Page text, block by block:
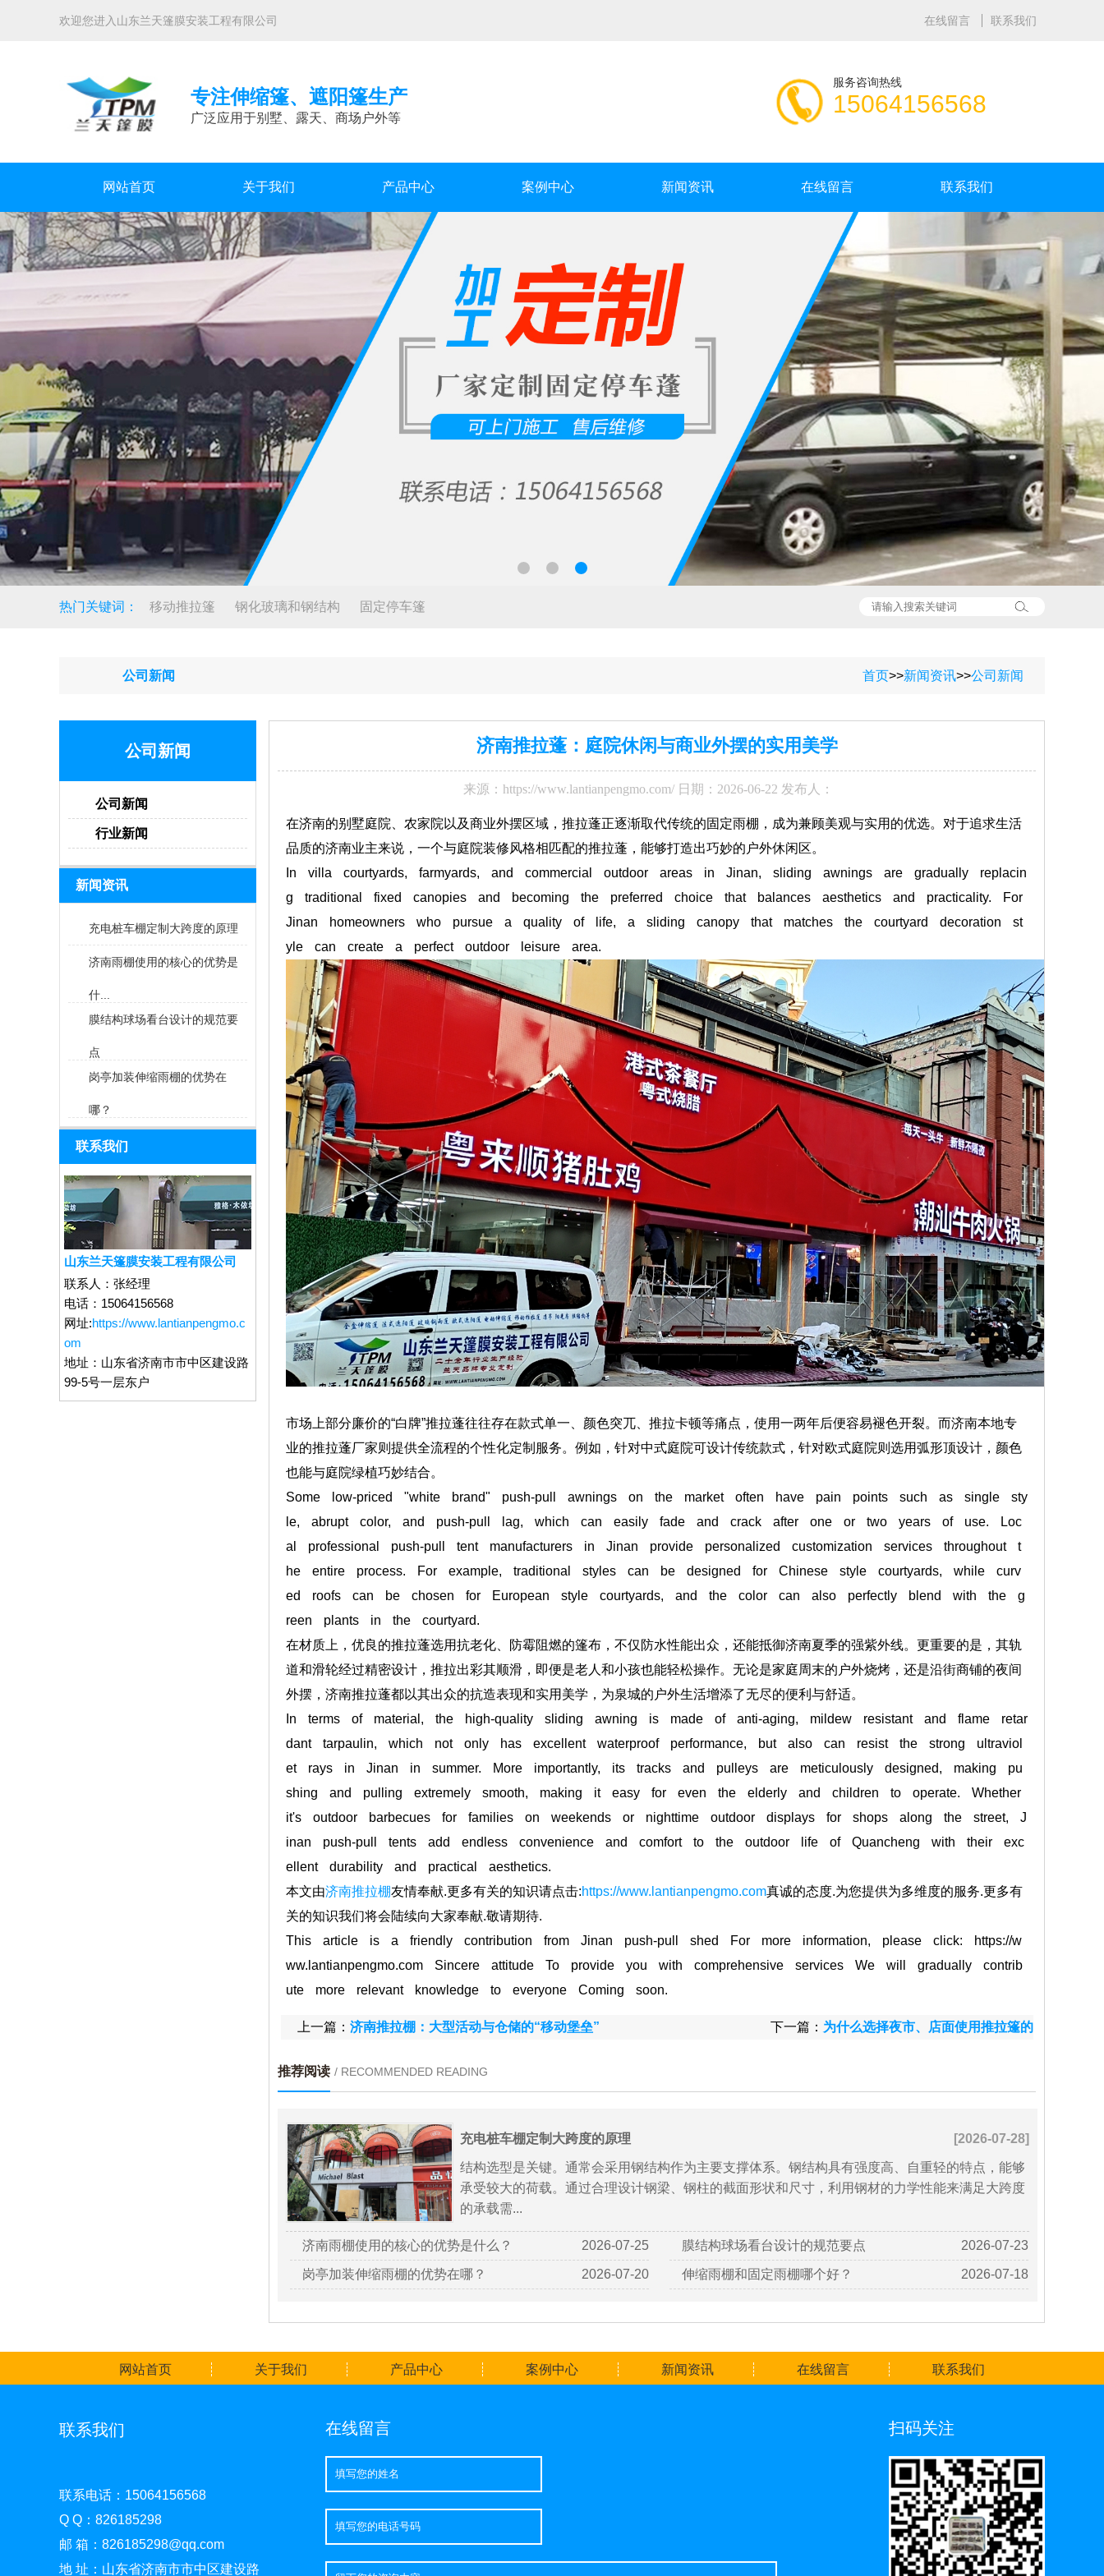
欢迎您进入山东兰天篷膜安装工程有限公司 在线留言 联系我们
专注伸缩篷、遮阳篷生产
广泛应用于别墅、露天、商场户外等
服务咨询热线
15064156568
网站首页 关于我们 产品中心 案例中心 新闻资讯 在线留言 联系我们
热门关键词： 移动推拉篷 钢化玻璃和钢结构 固定停车篷
公司新闻 首页>>新闻资讯>>公司新闻
公司新闻
公司新闻
行业新闻
新闻资讯
充电桩车棚定制大跨度的原理
济南雨棚使用的核心的优势是
什...
膜结构球场看台设计的规范要
点
岗亭加装伸缩雨棚的优势在
哪？
联系我们
山东兰天篷膜安装工程有限公司
联系人： 张经理
电话： 15064156568
网址:https://www.lantianpengmo.c
om
地址： 山东省济南市市中区建设路
99-5号一层东户
济南推拉蓬：庭院休闲与商业外摆的实用美学
来源： https://www.lantianpengmo.com/ 日期：2026-06-22 发布人：
在济南的别墅庭院、农家院以及商业外摆区域，推拉蓬正逐渐取代传统的固定雨棚，成为兼顾美观与实用的优选。对于追求生活
品质的济南业主来说，一个与庭院装修风格相匹配的推拉蓬，能够打造出巧妙的户外休闲区。
In villa courtyards, farmyards, and commercial outdoor areas in Jinan, sliding awnings are gradually replacin
g traditional fixed canopies and becoming the preferred choice that balances aesthetics and practicality. For
Jinan homeowners who pursue a quality of life, a sliding canopy that matches the courtyard decoration st
yle can create a perfect outdoor leisure area.
市场上部分廉价的“白牌”推拉蓬往往存在款式单一、颜色突兀、推拉卡顿等痛点，使用一两年后便容易褪色开裂。而济南本地专
业的推拉蓬厂家则提供全流程的个性化定制服务。例如，针对中式庭院可设计传统款式，针对欧式庭院则选用弧形顶设计，颜色
也能与庭院绿植巧妙结合。
Some low-priced "white brand" push-pull awnings on the market often have pain points such as single sty
le, abrupt color, and push-pull lag, which can easily fade and crack after one or two years of use. Loc
al professional push-pull tent manufacturers in Jinan provide personalized customization services throughout t
he entire process. For example, traditional styles can be designed for Chinese style courtyards, while curv
ed roofs can be chosen for European style courtyards, and the color can also perfectly blend with the g
reen plants in the courtyard.
在材质上，优良的推拉蓬选用抗老化、防霉阻燃的篷布，不仅防水性能出众，还能抵御济南夏季的强紫外线。更重要的是，其轨
道和滑轮经过精密设计，推拉出彩其顺滑，即便是老人和小孩也能轻松操作。无论是家庭周末的户外烧烤，还是沿街商铺的夜间
外摆，济南推拉蓬都以其出众的抗造表现和实用美学，为泉城的户外生活增添了无尽的便利与舒适。
In terms of material, the high-quality sliding awning is made of anti-aging, mildew resistant and flame retar
dant tarpaulin, which not only has excellent waterproof performance, but also can resist the strong ultraviol
et rays in Jinan in summer. More importantly, its tracks and pulleys are meticulously designed, making pu
shing and pulling extremely smooth, making it easy for even the elderly and children to operate. Whether
it's outdoor barbecues for families on weekends or nighttime outdoor displays for shops along the street, J
inan push-pull tents add endless convenience and comfort to the outdoor life of Quancheng with their exc
ellent durability and practical aesthetics.
本文由济南推拉棚友情奉献.更多有关的知识请点击:https://www.lantianpengmo.com真诚的态度.为您提供为多维度的服务.更多有
关的知识我们将会陆续向大家奉献.敬请期待.
This article is a friendly contribution from Jinan push-pull shed For more information, please click: https://w
ww.lantianpengmo.com Sincere attitude To provide you with comprehensive services We will gradually contrib
ute more relevant knowledge to everyone Coming soon.
下一篇： 为什么选择夜市、店面使用推拉篷的
上一篇： 济南推拉棚：大型活动与仓储的“移动堡垒”
推荐阅读 / RECOMMENDED READING
充电桩车棚定制大跨度的原理 [2026-07-28]
结构选型是关键。通常会采用钢结构作为主要支撑体系。钢结构具有强度高、自重轻的特点，能够
承受较大的荷载。通过合理设计钢梁、钢柱的截面形状和尺寸，利用钢材的力学性能来满足大跨度
的承载需...
济南雨棚使用的核心的优势是什么？ 2026-07-25 膜结构球场看台设计的规范要点 2026-07-23
岗亭加装伸缩雨棚的优势在哪？ 2026-07-20 伸缩雨棚和固定雨棚哪个好？ 2026-07-18
网站首页 关于我们 产品中心 案例中心 新闻资讯 在线留言 联系我们
联系我们
联系电话：15064156568
Q Q：826185298
邮 箱：826185298@qq.com
地 址：山东省济南市市中区建设路
在线留言 扫码关注